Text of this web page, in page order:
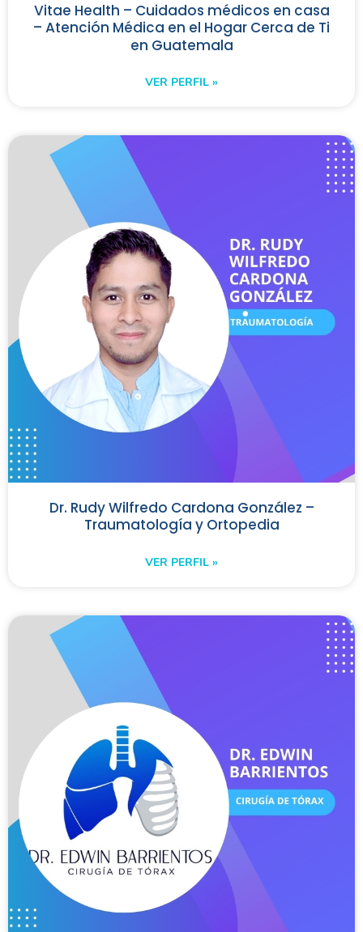
Vitae Health – Cuidados médicos en casa
– Atención Médica en el Hogar Cerca de Ti
en Guatemala
VER PERFIL »
Dr. Rudy Wilfredo Cardona González –
Traumatología y Ortopedia
VER PERFIL »